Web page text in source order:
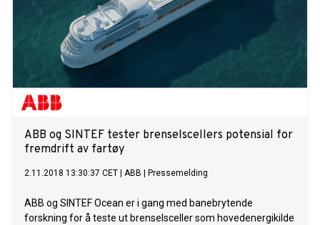
ABB og SINTEF tester brenselscellers potensial for
fremdrift av fartøy
2.11.2018 13:30:37 CET ABB Pressemelding
ABB og SINTEF Ocean er i gang med banebrytende
forskning for å teste ut brenselsceller som hovedenergikilde